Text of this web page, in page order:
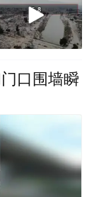
口围墙瞬